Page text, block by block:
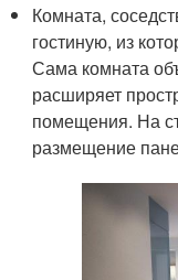
Комната,
гостиную, из
Сама комната
расширяет
помещения. На
размещение